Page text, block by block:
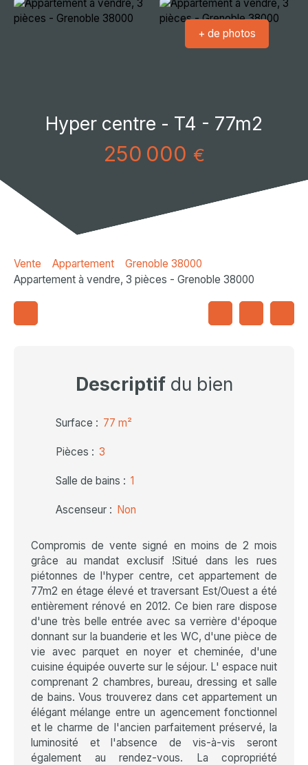
+ de photos
Hyper centre - T4 - 77m2
250 000 €
Vente Appartement
Grenoble 38000
Appartement à vendre, 3 pièces - Grenoble 38000
Descriptifdu bien
Surface : 77 m²
Pièces : 3
Salle de bains : 1
Ascenseur : Non
Compromis de vente signé en moins de 2 mois
grâce au mandat exclusif !Situé dans les rues
piétonnes de l'hyper centre, cet appartement de
77m2 en étage élevé et traversant Est/Ouest a été
entièrement rénové en 2012. Ce bien rare dispose
d'une très belle entrée avec sa verrière d'époque
donnant sur la buanderie et les WC, d'une pièce de
vie avec parquet en noyer et cheminée, d'une
cuisine équipée ouverte sur le séjour. L' espace nuit
comprenant 2 chambres, bureau, dressing et salle
de bains. Vous trouverez dans cet appartement un
élégant mélange entre un agencement fonctionnel
et le charme de l'ancien parfaitement préservé, la
luminosité et l'absence de vis-à-vis seront
également au rendez-vous. La copropriété